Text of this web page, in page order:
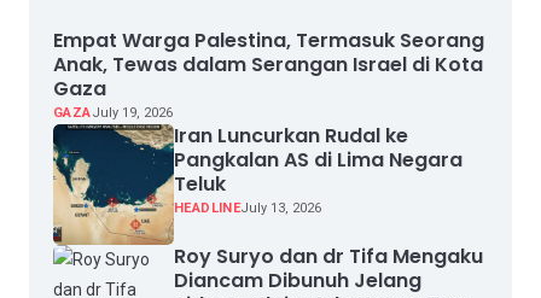
Empat Warga Palestina, Termasuk Seorang
Anak, Tewas dalam Serangan Israel di Kota
Gaza
GAZAJuly 19, 2026
Iran Luncurkan Rudal ke
Pangkalan AS di Lima Negara
Teluk
HEADLINEJuly 13, 2026
Roy Suryo dan dr Tifa Mengaku
Diancam Dibunuh Jelang